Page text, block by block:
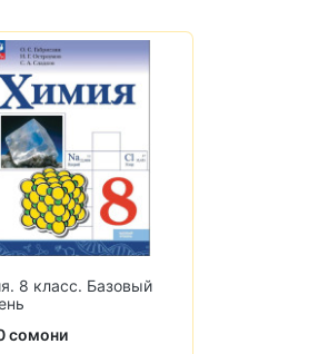
8 класс. Базовый
сомони